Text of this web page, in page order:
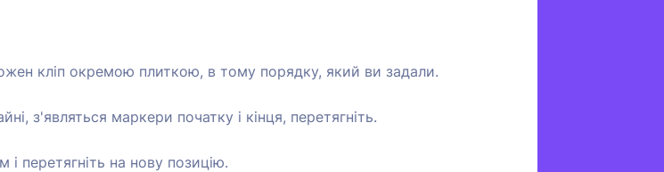
кліп окремою плиткою, в тому порядку, який ви задали.
з'являться маркери початку і кінця, перетягніть.
і перетягніть на нову позицію.